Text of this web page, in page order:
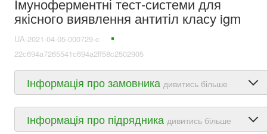
Імуноферментні тест-системи для
якісного виявлення антитіл класу igm
UA-2021-04-05-000729-c
22c694a7265541c694a2ff58c2502905
Інформація про замовника дивитись більше
Інформація про підрядника дивитись більше